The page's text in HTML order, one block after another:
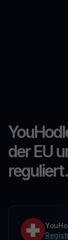
der EU
reguliert.